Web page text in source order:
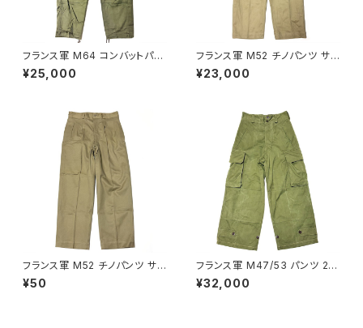
フランス軍 M64 コンバットパン
ツ 84XC French Army M64
Combat Pants 1968
¥25,000
フランス軍 M52 チノパンツ サイ
ズ 25 French Army Chino P
ants M45/52
¥23,000
フランス軍 M52 チノパンツ サイ
ズ 22 French Army Chino P
ants M45/52
¥50
フランス軍 M47/53 パンツ 20
0 HBT素材 French Army M4
7 Combat Pants 3rd
¥32,000